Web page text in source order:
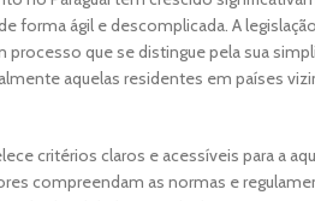
forma ágil e descomplicada. A
processo que se distingue pela sua
aquelas residentes em países
critérios claros e acessíveis para a
compreendam as normas e